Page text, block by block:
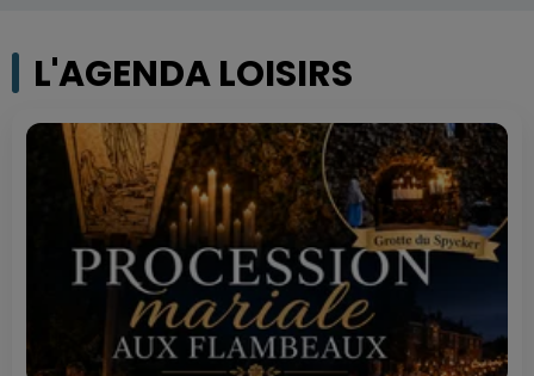
L'AGENDA LOISIRS